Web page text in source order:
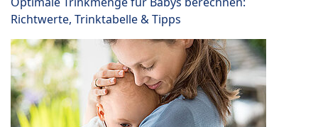
Richtwerte, Trinktabelle & Tipps